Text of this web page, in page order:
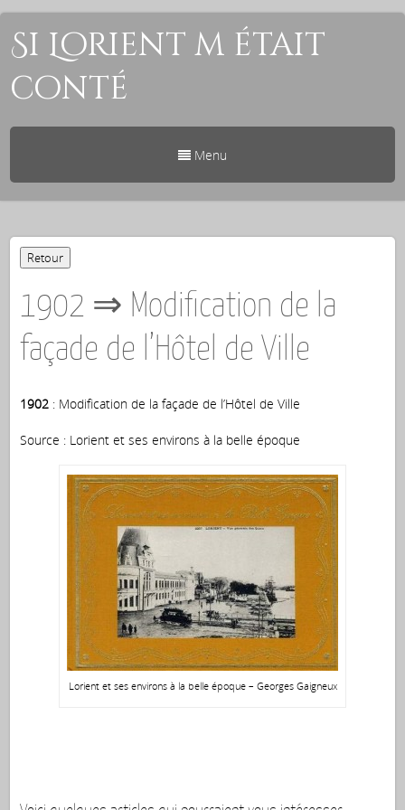
Si Lorient m était
conté
Menu
1902 ⇒ Modification de la
façade de l’Hôtel de Ville
1902: Modification de la façade de l’Hôtel de Ville
Source : Lorient et ses environs à la belle époque
Lorient et ses environs à la belle époque – Georges Gaigneux